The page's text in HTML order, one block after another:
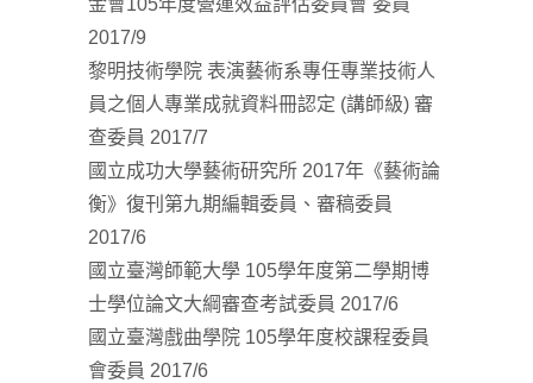
2017/9
黎明技術學院 表演藝術系專任專業技術人
員之個人專業成就資料冊認定 (講師級) 審
查委員 2017/7
國立成功大學藝術研究所 2017年《藝術論
衡》復刊第九期編輯委員、審稿委員
2017/6
國立臺灣師範大學 105學年度第二學期博
士學位論文大綱審查考試委員 2017/6
國立臺灣戲曲學院 105學年度校課程委員
會委員 2017/6